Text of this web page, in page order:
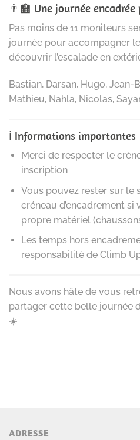
👨‍🏫 Une journée
Pas moins de 11 moniteurs
journée pour accompagner
découvrir l’escalade en
Bastian, Darsan, Hugo, Jean-
Mathieu, Nahla, Nicolas,
ℹ️ Informations importantes
Merci de respecter le
inscription
Vous pouvez rester sur le
créneau d’encadrement
propre matériel
Les temps hors
responsabilité de Climb
Nous avons hâte de vous
partager cette belle journée
☀️
ADRESSE